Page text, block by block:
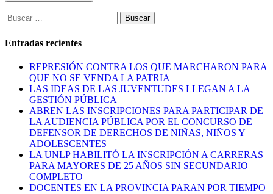
Buscar:
Entradas recientes
REPRESIÓN CONTRA LOS QUE MARCHARON PARA
QUE NO SE VENDA LA PATRIA
LAS IDEAS DE LAS JUVENTUDES LLEGAN A LA
GESTIÓN PÚBLICA
ABREN LAS INSCRIPCIONES PARA PARTICIPAR DE
LA AUDIENCIA PÚBLICA POR EL CONCURSO DE
DEFENSOR DE DERECHOS DE NIÑAS, NIÑOS Y
ADOLESCENTES
LA UNLP HABILITÓ LA INSCRIPCIÓN A CARRERAS
PARA MAYORES DE 25 AÑOS SIN SECUNDARIO
COMPLETO
DOCENTES EN LA PROVINCIA PARAN POR TIEMPO